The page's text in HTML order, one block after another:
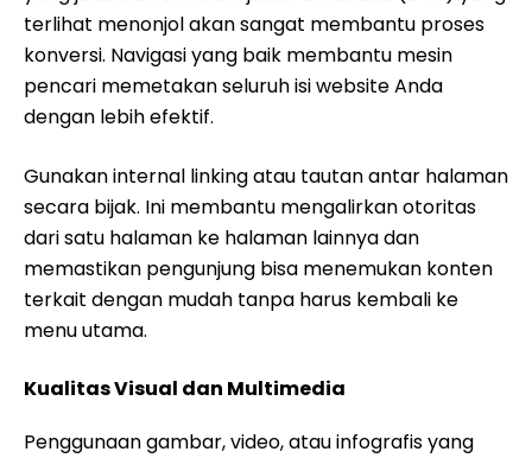
terlihat menonjol akan sangat membantu proses
konversi. Navigasi yang baik membantu mesin
pencari memetakan seluruh isi website Anda
dengan lebih efektif.
Gunakan internal linking atau tautan antar halaman
secara bijak. Ini membantu mengalirkan otoritas
dari satu halaman ke halaman lainnya dan
memastikan pengunjung bisa menemukan konten
terkait dengan mudah tanpa harus kembali ke
menu utama.
Kualitas Visual dan Multimedia
Penggunaan gambar, video, atau infografis yang